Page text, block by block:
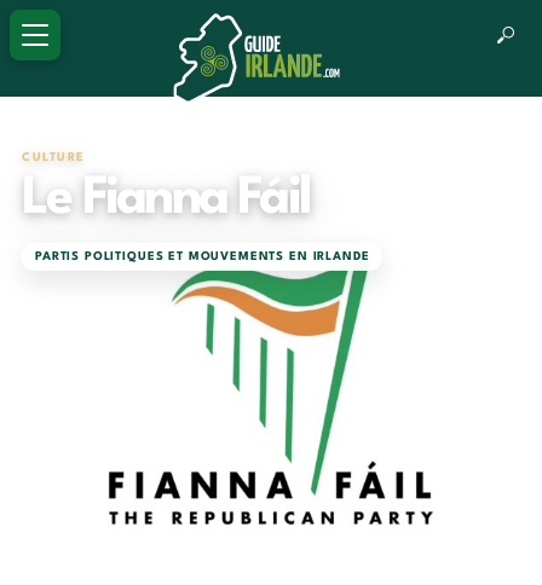
CULTURE
Le Fianna Fáil
PARTIS POLITIQUES ET MOUVEMENTS EN IRLANDE